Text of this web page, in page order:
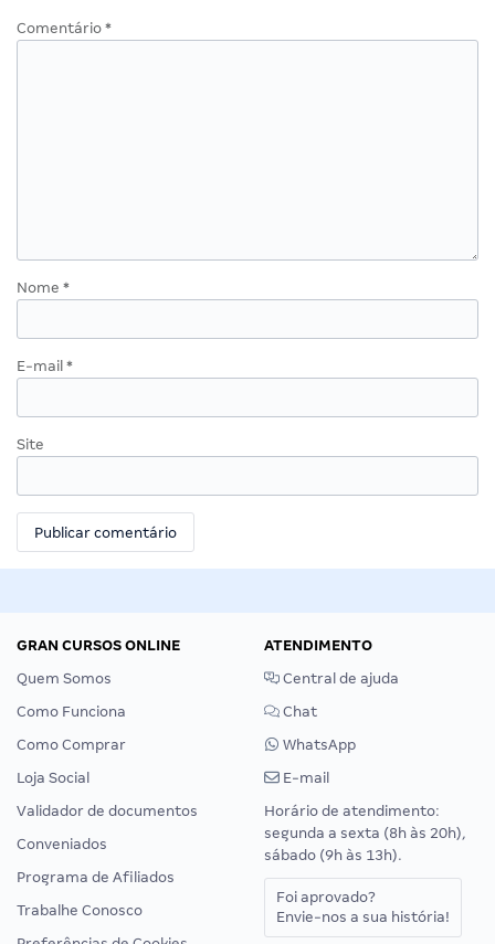
Comentário *
Nome *
E-mail *
Site
GRAN CURSOS ONLINE
Quem Somos
Como Funciona
Como Comprar
Loja Social
Validador de documentos
Conveniados
Programa de Afiliados
Trabalhe Conosco
ATENDIMENTO
Central de ajuda
Chat
WhatsApp
E-mail
Horário de atendimento:
segunda a sexta (8h às 20h),
sábado (9h às 13h).
Foi aprovado?
Envie-nos a sua história!